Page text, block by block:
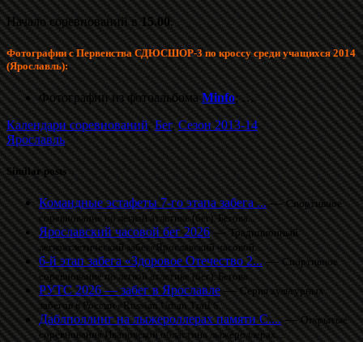
Начало соревнований в15.00.
Фотографии с Первенства СДЮСШОР-3 по кроссу среди учащихся 2014
(Ярославль):
Фотографии из фотоальбомаMinfo; …
Календари соревнований,Бег,Сезон 2013-14
Ярославль
Similar posts
Командные эстафеты 7-го этапа забега ...—Спортивное
соревнование по легкой атлетике (бег). Бегова...
Ярославский часовой бег 2026—Традиционный
легкоатлетический забег«Ярославский часовой...
6-й этап забега «Здоровое Отечество 2...—Спортивное
соревнование по легкой атлетике (бег). Бегова...
РУТС 2026 — забег в Ярославле—Серия культурных
забегов в России «Russian Urban Trail S...
Даблполлинг на лыжероллерах памяти С....—Открытые
соревнования Ивановской областина лыжероллерах....